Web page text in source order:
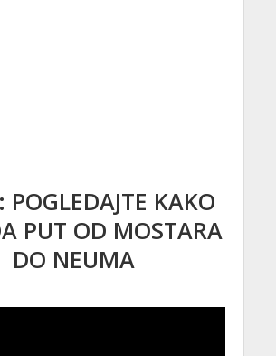
POGLEDAJTE KAKO
PUT OD MOSTARA
DO NEUMA